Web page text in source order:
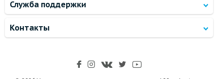
Служба поддержки
Контакты